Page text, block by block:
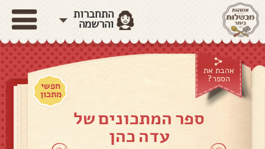
התחברות
והרשמה
אהבת את
הספר?
חפשי
מתכון
ספר המתכונים של
עדה כהן